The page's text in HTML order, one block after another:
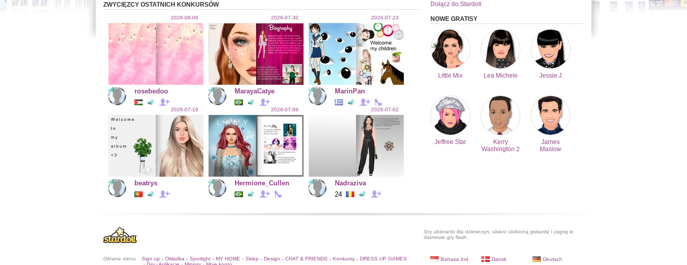
ZWYCIĘZCY OSTATNICH KONKURSÓW
2026-08-06
rosebedoo
2026-07-30
MarayaCatye
2026-07-23
MarinPan
2026-07-16
beatrys
2026-07-09
Hermione_Cullen
2026-07-02
Nadraziva
24
Dołącz do Stardoll
NOWE GRATISY
Little Mix Lea Michele Jessie J
Jeffree Star
Kerry
Washington 2
James
Maslow
Gry ubieranki dla dziewczyn, ubierz ulubioną gwiazdę i zagraj w
darmowe gry flash.
Główne menu Sign up • Okładka • Spotlight • MY HOME • Sklep • Design • CHAT & FRIENDS • Konkursy • DRESS UP GAMES Bahasa Ind. Dansk
Deutsch